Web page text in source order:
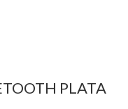
PLATA